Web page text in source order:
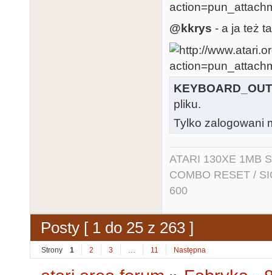
@kkrys - a ja też
pliku.
Tylko zalogowani
ATARI 130XE 1MB
COMBO RESET /
600
Posty [ 1 do 25 z 263 ]
Strony 1 2 3 11 Następna